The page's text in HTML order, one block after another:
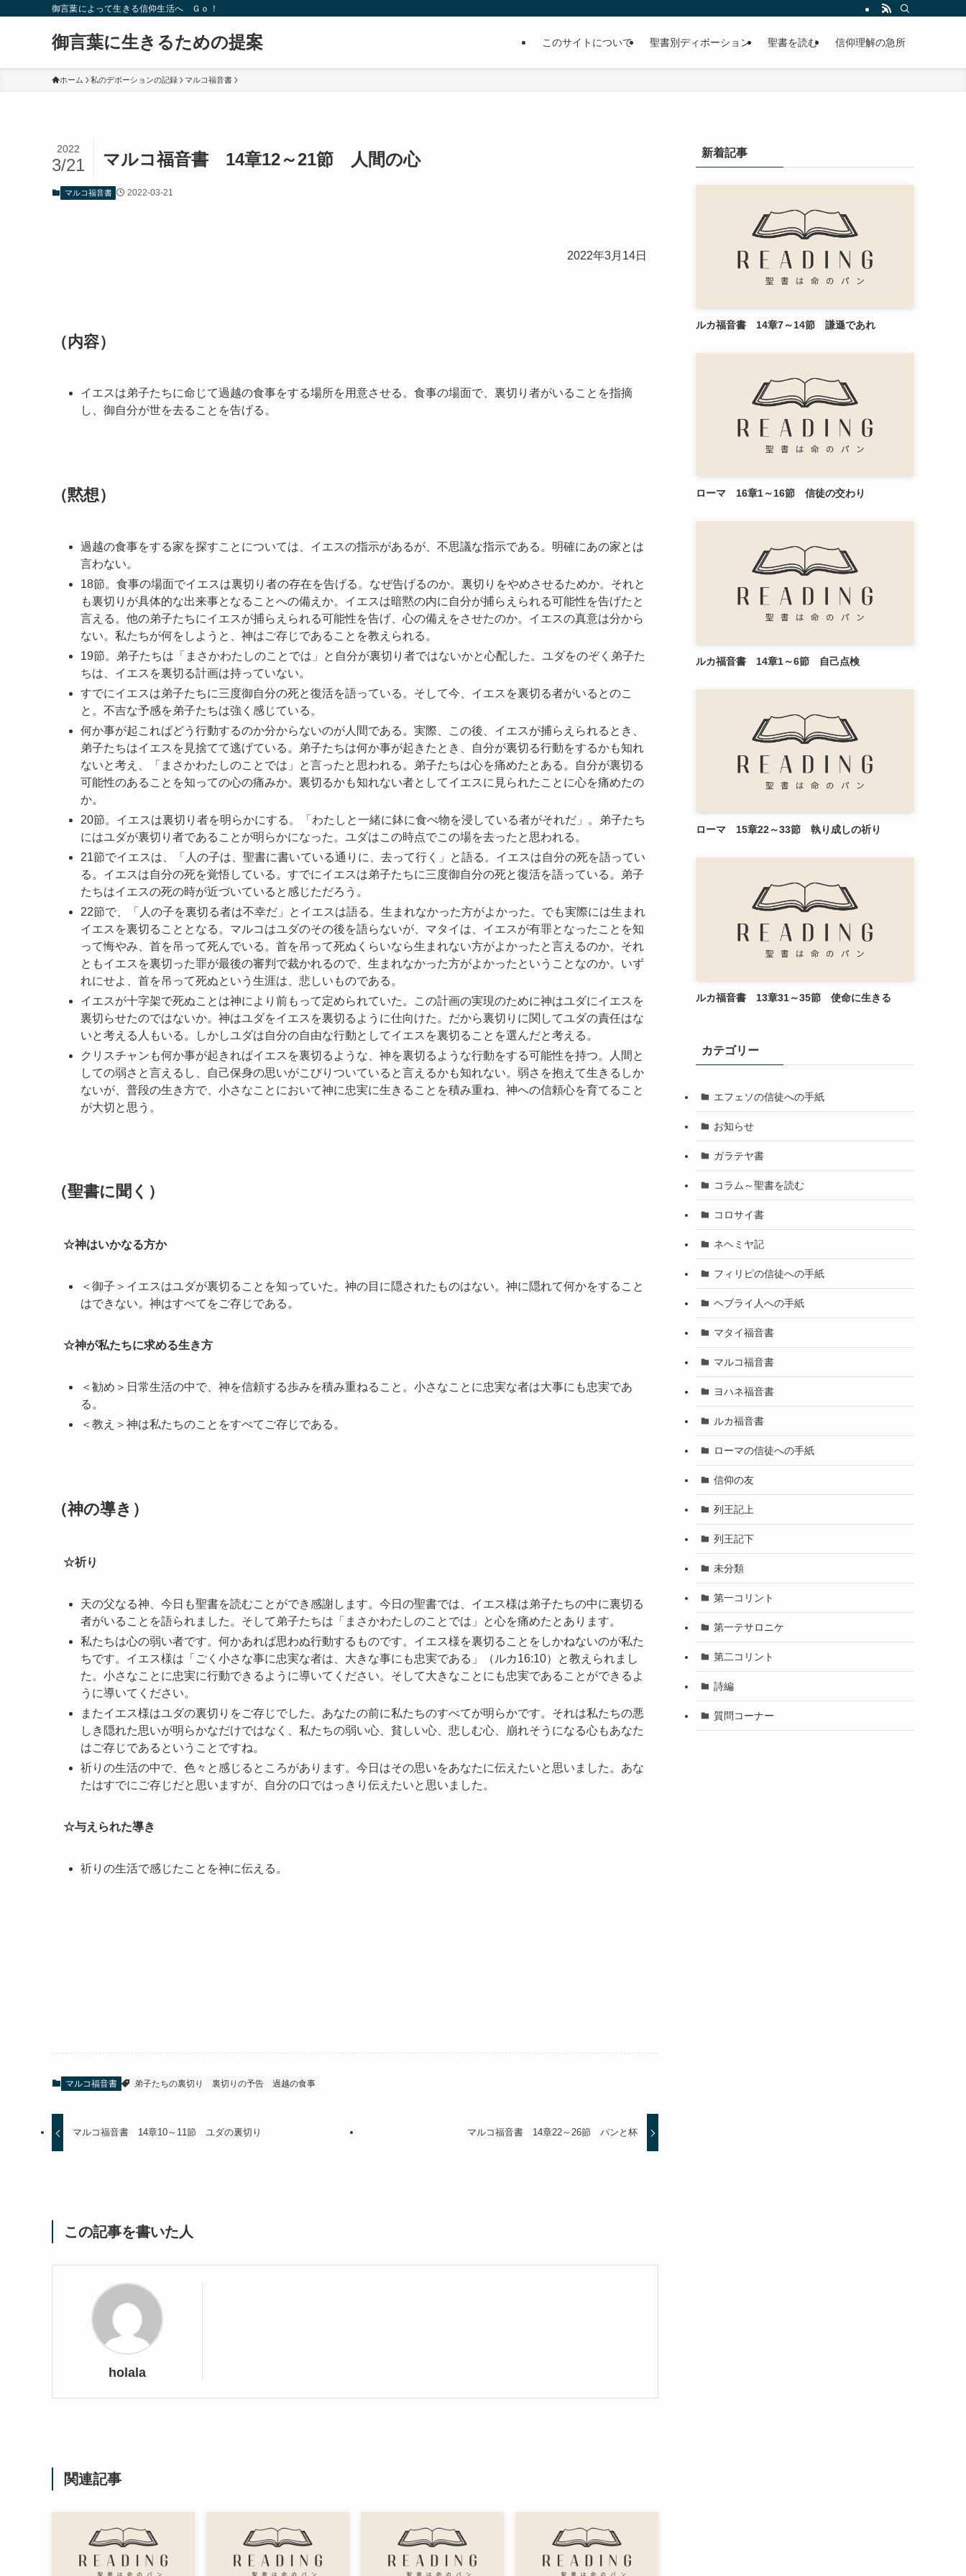
御言葉によって生きる信仰生活へ Ｇｏ！
御言葉に生きるための提案 このサイトについて 聖書別ディボーション 聖書を読む 信仰理解の急所
ホーム 私のデボーションの記録 マルコ福音書
マルコ福音書 14章12～21節 人間の心
2022
3/21
マルコ福音書 2022-03-21
2022年3月14日
（内容）
イエスは弟子たちに命じて過越の食事をする場所を用意させる。食事の場面で、裏切り者がいることを指摘
し、御自分が世を去ることを告げる。
（黙想）
過越の食事をする家を探すことについては、イエスの指示があるが、不思議な指示である。明確にあの家とは
言わない。
18節。食事の場面でイエスは裏切り者の存在を告げる。なぜ告げるのか。裏切りをやめさせるためか。それと
も裏切りが具体的な出来事となることへの備えか。イエスは暗黙の内に自分が捕らえられる可能性を告げたと
言える。他の弟子たちにイエスが捕らえられる可能性を告げ、心の備えをさせたのか。イエスの真意は分から
ない。私たちが何をしようと、神はご存じであることを教えられる。
19節。弟子たちは「まさかわたしのことでは」と自分が裏切り者ではないかと心配した。ユダをのぞく弟子た
ちは、イエスを裏切る計画は持っていない。
すでにイエスは弟子たちに三度御自分の死と復活を語っている。そして今、イエスを裏切る者がいるとのこ
と。不吉な予感を弟子たちは強く感じている。
何か事が起こればどう行動するのか分からないのが人間である。実際、この後、イエスが捕らえられるとき、
弟子たちはイエスを見捨てて逃げている。弟子たちは何か事が起きたとき、自分が裏切る行動をするかも知れ
ないと考え、「まさかわたしのことでは」と言ったと思われる。弟子たちは心を痛めたとある。自分が裏切る
可能性のあることを知っての心の痛みか。裏切るかも知れない者としてイエスに見られたことに心を痛めたの
か。
20節。イエスは裏切り者を明らかにする。「わたしと一緒に鉢に食べ物を浸している者がそれだ」。弟子たち
にはユダが裏切り者であることが明らかになった。ユダはこの時点でこの場を去ったと思われる。
21節でイエスは、「人の子は、聖書に書いている通りに、去って行く」と語る。イエスは自分の死を語ってい
る。イエスは自分の死を覚悟している。すでにイエスは弟子たちに三度御自分の死と復活を語っている。弟子
たちはイエスの死の時が近づいていると感じただろう。
22節で、「人の子を裏切る者は不幸だ」とイエスは語る。生まれなかった方がよかった。でも実際には生まれ
イエスを裏切ることとなる。マルコはユダのその後を語らないが、マタイは、イエスが有罪となったことを知
って悔やみ、首を吊って死んでいる。首を吊って死ぬくらいなら生まれない方がよかったと言えるのか。それ
ともイエスを裏切った罪が最後の審判で裁かれるので、生まれなかった方がよかったということなのか。いず
れにせよ、首を吊って死ぬという生涯は、悲しいものである。
イエスが十字架で死ぬことは神により前もって定められていた。この計画の実現のために神はユダにイエスを
裏切らせたのではないか。神はユダをイエスを裏切るように仕向けた。だから裏切りに関してユダの責任はな
いと考える人もいる。しかしユダは自分の自由な行動としてイエスを裏切ることを選んだと考える。
クリスチャンも何か事が起きればイエスを裏切るような、神を裏切るような行動をする可能性を持つ。人間と
しての弱さと言えるし、自己保身の思いがこびりついていると言えるかも知れない。弱さを抱えて生きるしか
ないが、普段の生き方で、小さなことにおいて神に忠実に生きることを積み重ね、神への信頼心を育てること
が大切と思う。
（聖書に聞く）
☆神はいかなる方か
＜御子＞イエスはユダが裏切ることを知っていた。神の目に隠されたものはない。神に隠れて何かをすること
はできない。神はすべてをご存じである。
☆神が私たちに求める生き方
＜勧め＞日常生活の中で、神を信頼する歩みを積み重ねること。小さなことに忠実な者は大事にも忠実であ
る。
＜教え＞神は私たちのことをすべてご存じである。
（神の導き）
☆祈り
天の父なる神、今日も聖書を読むことができ感謝します。今日の聖書では、イエス様は弟子たちの中に裏切る
者がいることを語られました。そして弟子たちは「まさかわたしのことでは」と心を痛めたとあります。
私たちは心の弱い者です。何かあれば思わぬ行動するものです。イエス様を裏切ることをしかねないのが私た
ちです。イエス様は「ごく小さな事に忠実な者は、大きな事にも忠実である」（ルカ16:10）と教えられまし
た。小さなことに忠実に行動できるように導いてください。そして大きなことにも忠実であることができるよ
うに導いてください。
またイエス様はユダの裏切りをご存じでした。あなたの前に私たちのすべてが明らかです。それは私たちの悪
しき隠れた思いが明らかなだけではなく、私たちの弱い心、貧しい心、悲しむ心、崩れそうになる心もあなた
はご存じであるということですね。
祈りの生活の中で、色々と感じるところがあります。今日はその思いをあなたに伝えたいと思いました。あな
たはすでにご存じだと思いますが、自分の口ではっきり伝えたいと思いました。
☆与えられた導き
祈りの生活で感じたことを神に伝える。
マルコ福音書 弟子たちの裏切り 裏切りの予告 過越の食事
マルコ福音書 14章10～11節 ユダの裏切り マルコ福音書 14章22～26節 パンと杯
この記事を書いた人
holala
関連記事
新着記事
ルカ福音書 14章7～14節 謙遜であれ
ローマ 16章1～16節 信徒の交わり
ルカ福音書 14章1～6節 自己点検
ローマ 15章22～33節 執り成しの祈り
ルカ福音書 13章31～35節 使命に生きる
カテゴリー
エフェソの信徒への手紙
お知らせ
ガラテヤ書
コラム～聖書を読む
コロサイ書
ネヘミヤ記
フィリピの信徒への手紙
ヘブライ人への手紙
マタイ福音書
マルコ福音書
ヨハネ福音書
ルカ福音書
ローマの信徒への手紙
信仰の友
列王記上
列王記下
未分類
第一コリント
第一テサロニケ
第二コリント
詩編
質問コーナー